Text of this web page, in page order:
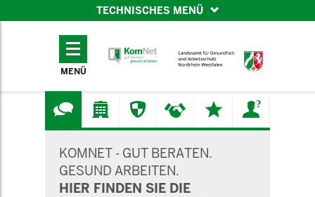
TECHNISCHES MENÜ
TECHNISCHES
MENÜ
KOMNET - GUT BERATEN.
GESUND ARBEITEN.
HIER FINDEN SIE DIE